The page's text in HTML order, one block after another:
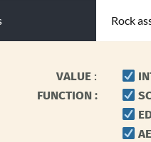
Rock
VALUE :
FUNCTION :